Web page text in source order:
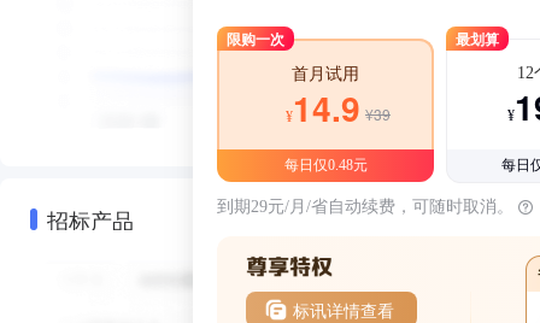
招标产品
限购一次
首月试用
¥14.9 ¥39
每日仅0.48元
最划算
12
¥
每日
到期29元/月/省自动续费，可随时取消。
标讯详情查看